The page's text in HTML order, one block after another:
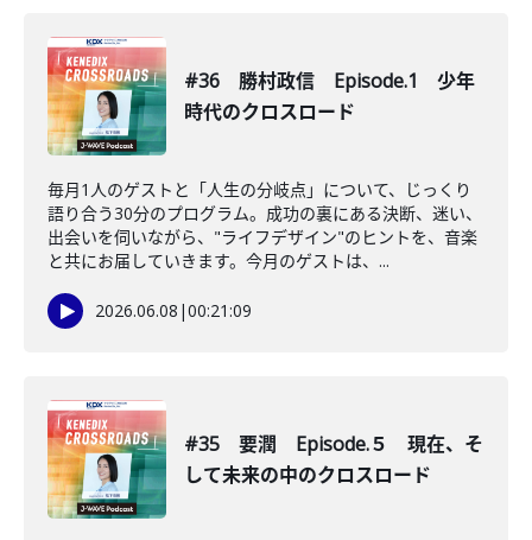
#36 勝村政信 Episode.1 少年
時代のクロスロード
毎月1人のゲストと「人生の分岐点」について、じっくり
語り合う30分のプログラム。成功の裏にある決断、迷い、
出会いを伺いながら、"ライフデザイン"のヒントを、音楽
と共にお届していきます。今月のゲストは、...
2026.06.08 |00:21:09
#35 要潤 Episode.５ 現在、そ
して未来の中のクロスロード